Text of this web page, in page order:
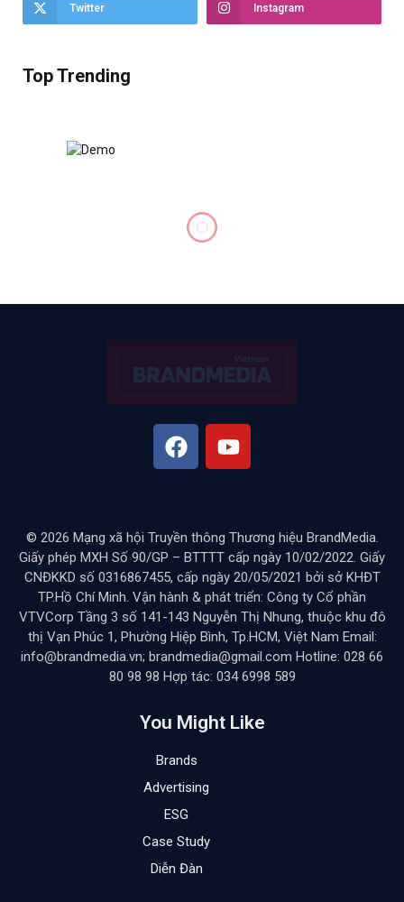
Twitter Instagram
Top Trending
Doanh nhân Phạm Sơn
đa ngành cần tư duy tăng
Trong quản trị doanh nghiệp, bên cạnh việc kiên
định với tầm nhìn và sứ mệnh, doanh nghiệp cũng
phải luôn đổi mới, tái cấu trúc phù hợp để thích